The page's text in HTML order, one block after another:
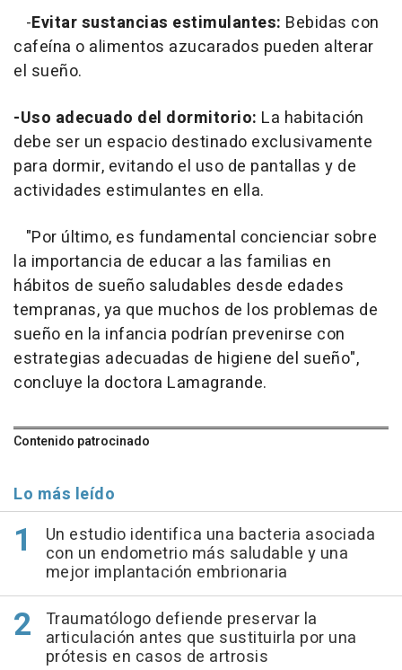
-Evitar sustancias estimulantes: Bebidas con
cafeína o alimentos azucarados pueden alterar
el sueño.
-Uso adecuado del dormitorio: La habitación
debe ser un espacio destinado exclusivamente
para dormir, evitando el uso de pantallas y de
actividades estimulantes en ella.
"Por último, es fundamental concienciar sobre
la importancia de educar a las familias en
hábitos de sueño saludables desde edades
tempranas, ya que muchos de los problemas de
sueño en la infancia podrían prevenirse con
estrategias adecuadas de higiene del sueño",
concluye la doctora Lamagrande.
Contenido patrocinado
Lo más leído
Un estudio identifica una bacteria asociada
con un endometrio más saludable y una
mejor implantación embrionaria
Traumatólogo defiende preservar la
articulación antes que sustituirla por una
prótesis en casos de artrosis